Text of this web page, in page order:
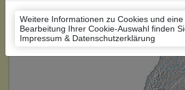
Weitere Informationen zu Cookies und
Bearbeitung Ihrer Cookie-Auswahl finden
Impressum & Datenschutzerklärung
Historische Gebäudenummer: keine
Lage des Wohnplatzes: